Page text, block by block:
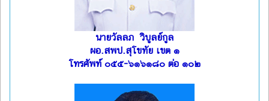
นายวัลลภ วิบูลย์กูล
ผอ.สพป.สุโขทัย เขต ๑
โทรศัพท์ ๐๕๕-๖๑๖๑๘๐ ต่อ ๑๐๒